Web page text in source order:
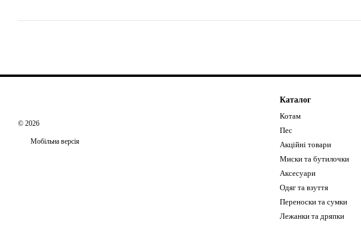
© 2026
Мобільна версія
Каталог
Котам
Пес
Акційні товари
Миски та бутилочки
Аксесуари
Одяг та взуття
Переноски та сумки
Лежанки та дряпки